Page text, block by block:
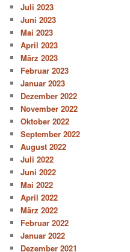
Juli 2023
Juni 2023
Mai 2023
April 2023
März 2023
Februar 2023
Januar 2023
Dezember 2022
November 2022
Oktober 2022
September 2022
August 2022
Juli 2022
Juni 2022
Mai 2022
April 2022
März 2022
Februar 2022
Januar 2022
Dezember 2021